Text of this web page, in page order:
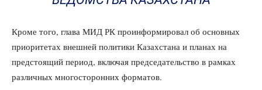
Кроме того, глава МИД РК проинформировал об основных
приоритетах внешней политики Казахстана и планах на
предстоящий период, включая председательство в рамках
различных многосторонних форматов.